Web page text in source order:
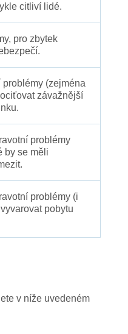
3
citliví lidé.
pro zbytek
(zejména
závažnější
problémy
by se měli
problémy (i
pobytu
v níže uvedeném